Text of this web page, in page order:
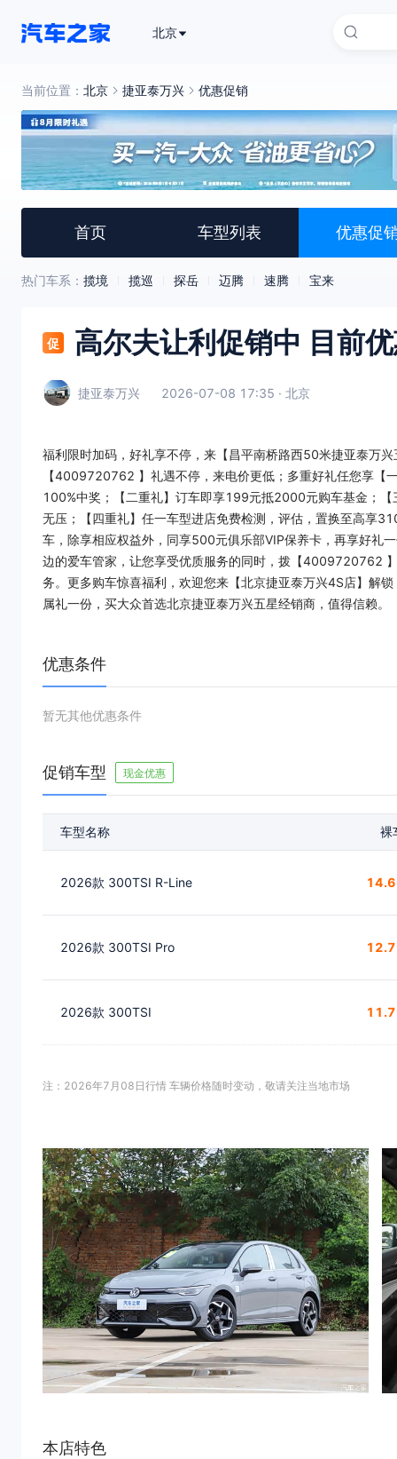
北京
当前位置： 北京 捷亚泰万兴 优惠促销
首页 车型列表 优惠促
热门车系： 揽境 揽巡 探岳 迈腾 速腾 宝来
促 高尔夫让利促销中 目前
捷亚泰万兴 2026-07-08 17:35 · 北京
福利限时加码，好礼享不停，来【昌平南桥路西50米捷亚泰万
【4009720762 】礼遇不停，来电价更低；多重好礼任您享【
100%中奖；【二重礼】订车即享199元抵2000元购车基金；
无压；【四重礼】任一车型进店免费检测，评估，置换至高享
车，除享相应权益外，同享500元俱乐部VIP保养卡，再享好礼
边的爱车管家，让您享受优质服务的同时，拨【4009720762
务。更多购车惊喜福利，欢迎您来【北京捷亚泰万兴4S店】
属礼一份，买大众首选北京捷亚泰万兴五星经销商，值得信赖。
优惠条件
暂无其他优惠条件
促销车型 现金优惠
车型名称 裸
2026款 300TSI R-Line
2026款 300TSI Pro
2026款 300TSI
注：2026年7月08日行情 车辆价格随时变动，敬请关注当地市场
本店特色